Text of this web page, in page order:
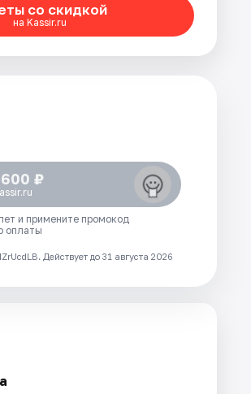
со скидкой
на Kassir.ru
₽
и примените промокод
оплаты
Действует до 31 августа 2026